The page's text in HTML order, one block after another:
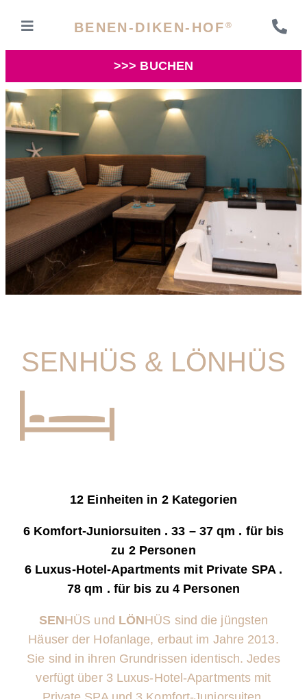
BENEN-DIKEN-HOF ®
>>> BUCHEN
SENHÜS & LÖNHÜS
12 Einheiten in 2 Kategorien
6 Komfort-Juniorsuiten . 33 – 37 qm . für bis
zu 2 Personen
6 Luxus-Hotel-Apartments mit Private SPA .
78 qm . für bis zu 4 Personen
SENHÜS und LÖNHÜS sind die jüngsten
Häuser der Hofanlage, erbaut im Jahre 2013.
Sie sind in ihren Grundrissen identisch. Jedes
verfügt über 3 Luxus-Hotel-Apartments mit